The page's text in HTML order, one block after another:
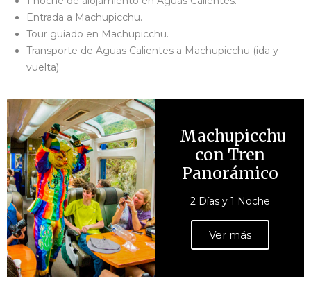
Entrada a Machupicchu.
Tour guiado en Machupicchu.
Transporte de Aguas Calientes a Machupicchu (ida y
vuelta).
Machupicchu
con Tren
Panorámico
2 Días y 1 Noche
Ver más